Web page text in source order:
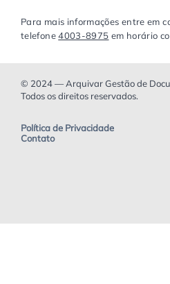
Para mais informações entre em
telefone4003-8975 em horário
© 2024 — Arquivar Gestão de
Todos os direitos reservados.
Política de Privacidade
Contato